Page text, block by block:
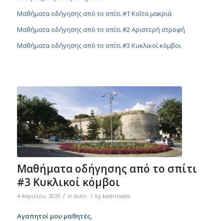
Μαθήματα οδήγησης από το σπίτι #1 Κοίτα μακριά
Μαθήματα οδήγησης από το σπίτι #2 Αριστερή στροφή
Μαθήματα οδήγησης από το σπίτι #3 Κυκλικοί κόμβοι
Μαθήματα οδήγησης από το σπίτι
#3 Κυκλικοί κόμβοι
4 Απριλίου, 2020 / in Auto / by kastrinakis
Αγαπητοί μου μαθητές,